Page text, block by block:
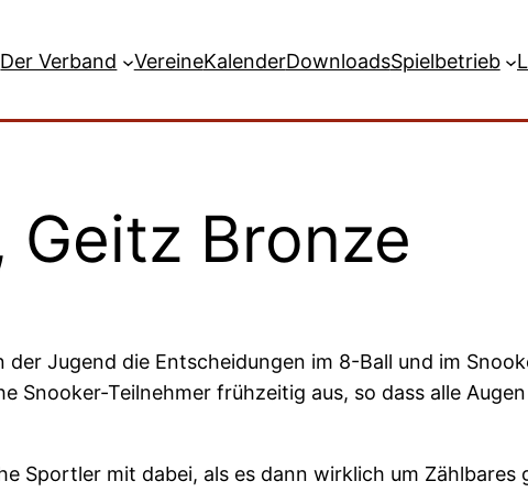
Der Verband VereineKalenderDownloadsSpielbetrieb
Bronze
Jugend die Entscheidungen im 8-Ball und im
Snooker-Teilnehmer frühzeitig aus, so dass alle
Sportler mit dabei, als es dann wirklich um Zählbares